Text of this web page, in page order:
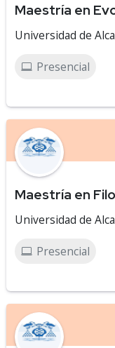
Maestría en
Universidad de
Presencial
Maestría en
Universidad de
Presencial